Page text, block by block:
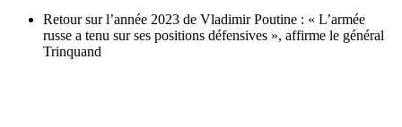
Retour sur l’année 2023 de Vladimir Poutine : « L’armée
russe a tenu sur ses positions défensives », affirme le général
Trinquand